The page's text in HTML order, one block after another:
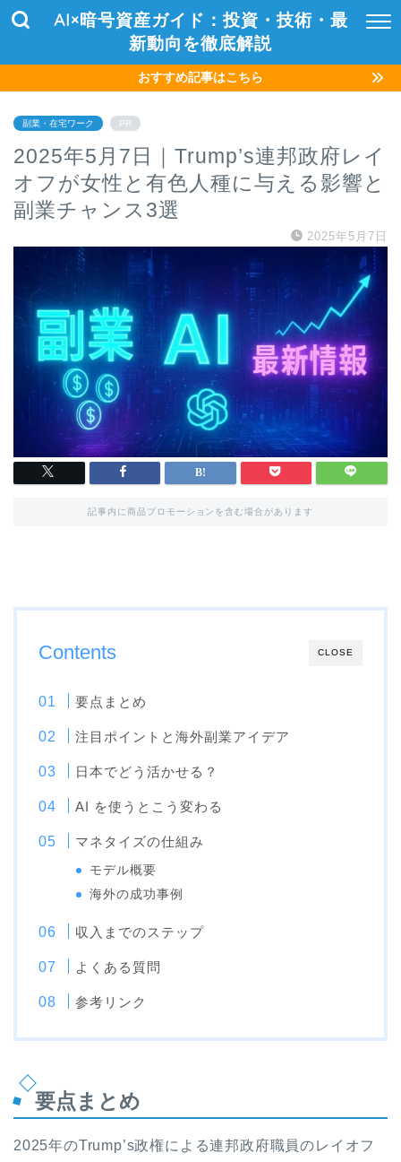
AI×暗号資産ガイド：投資・技術・最
新動向を徹底解説
おすすめ記事はこちら
副業・在宅ワーク PR
2025年5月7日｜Trump’s連邦政府レイ
オフが女性と有色人種に与える影響と
副業チャンス3選
2025年5月7日
記事内に商品プロモーションを含む場合があります
CLOSE
Contents
要点まとめ
注目ポイントと海外副業アイデア
日本でどう活かせる？
AI を使うとこう変わる
マネタイズの仕組み
モデル概要
海外の成功事例
収入までのステップ
よくある質問
参考リンク
要点まとめ
2025年のTrump’s政権による連邦政府職員のレイオフ